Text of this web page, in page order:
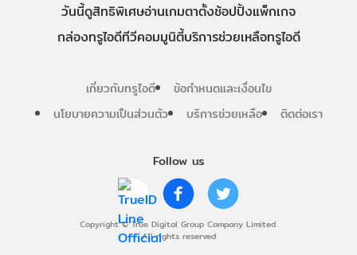
Follow us
Copyright © True Digital Group Company Limited.
All rights reserved
วันนี้ดูสิทธิพิเศษอ่านเกมตาตั้งช้อปปิ้งแพ็กเกจ
กล่องทรูไอดีทีวีคอมมูนิตี้บริการช่วยเหลือทรูไอดี
เกี่ยวกับทรูไอดี
ข้อกำหนดและเงื่อนไข
นโยบายความเป็นส่วนตัว
บริการช่วยเหลือ ติดต่อเรา